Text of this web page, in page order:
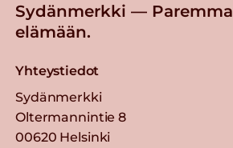
Sydänmerkki —
elämään.
Yhteystiedot
Sydänmerkki
Oltermannintie 8
00620 Helsinki